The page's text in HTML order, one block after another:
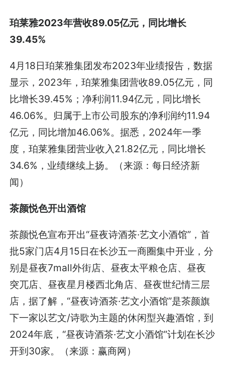
珀莱雅2023年营收89.05亿元，同比增长
39.45%
4月18日珀莱雅集团发布2023年业绩报告，数据
显示，2023年，珀莱雅集团营收89.05亿元，同
比增长39.45%；净利润11.94亿元，同比增长
46.06%。归属于上市公司股东的净利润约11.94
亿元，同比增加46.06%。据悉，2024年一季
度，珀莱雅集团营业收入21.82亿元，同比增长
34.6%，业绩继续上扬。（来源：每日经济新
闻）
茶颜悦色开出酒馆
茶颜悦色宣布开出“昼夜诗酒茶·艺文小酒馆”，首
批5家门店4月15日在长沙五一商圈集中开业，分
别是昼夜7mall外街店、昼夜太平粮仓店、昼夜
突兀店、昼夜星月楼西北角店、昼夜世纪情三层
店，据了解，“昼夜诗酒茶·艺文小酒馆”是茶颜旗
下一家以艺文/诗歌为主题的休闲型兴趣酒馆，到
2024年底，“昼夜诗酒茶·艺文小酒馆”计划在长沙
开到30家。（来源：赢商网）